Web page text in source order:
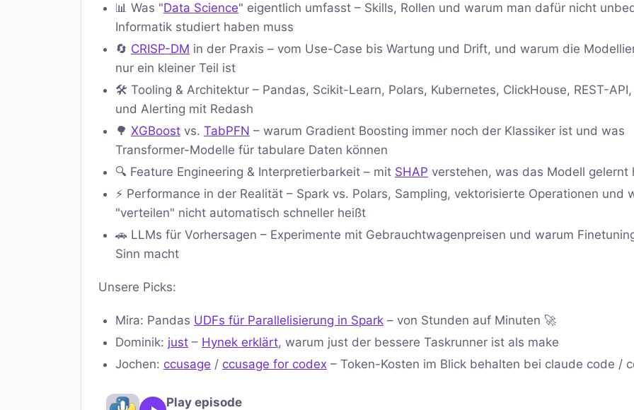
📊 Was "Data Science" eigentlich umfasst – Skills, Rollen und warum man dafür nicht
Informatik studiert haben muss
🔄 CRISP-DM in der Praxis – vom Use-Case bis Wartung und Drift, und warum die
nur ein kleiner Teil ist
🛠️ Tooling & Architektur – Pandas, Scikit-Learn, Polars, Kubernetes, ClickHouse, REST-
und Alerting mit Redash
🌳 XGBoost vs. TabPFN – warum Gradient Boosting immer noch der Klassiker ist und was
Transformer-Modelle für tabulare Daten können
🔍 Feature Engineering & Interpretierbarkeit – mit SHAP verstehen, was das Modell gelernt
⚡ Performance in der Realität – Spark vs. Polars, Sampling, vektorisierte Operationen und
"verteilen" nicht automatisch schneller heißt
🚗 LLMs für Vorhersagen – Experimente mit Gebrauchtwagenpreisen und warum
Sinn macht
Unsere Picks:
Mira: Pandas UDFs für Parallelisierung in Spark – von Stunden auf Minuten 🚀
Dominik: just – Hynek erklärt, warum just der bessere Taskrunner ist als make
Jochen: ccusage / ccusage for codex – Token-Kosten im Blick behalten bei claude code /
Play episode